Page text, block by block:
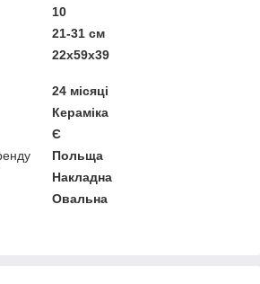
10
21-31 см
22х59х39
24 місяці
Кераміка
Є
Польща
Накладна
Овальна